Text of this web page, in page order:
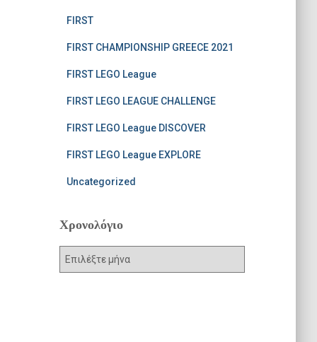
FIRST
FIRST CHAMPIONSHIP GREECE 2021
FIRST LEGO League
FIRST LEGO LEAGUE CHALLENGE
FIRST LEGO League DISCOVER
FIRST LEGO League EXPLORE
Uncategorized
Χρονολόγιο